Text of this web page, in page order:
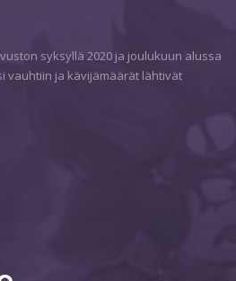
syksyllä 2020 ja joulukuun alussa
vauhtiin ja kävijämäärät lähtivät